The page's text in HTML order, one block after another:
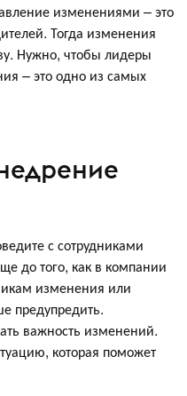
изменениями – это
Тогда изменения
Нужно, чтобы лидеры
– это одно из самых
с сотрудниками
до того, как в компании
изменения или
предупредить.
важность изменений.
которая поможет